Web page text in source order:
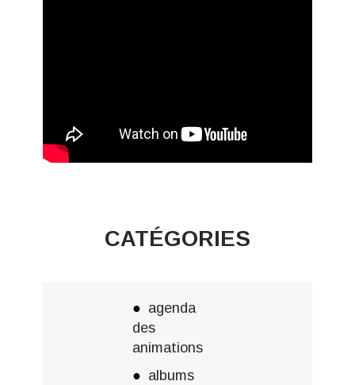
CATÉGORIES
agenda
des
animations
albums